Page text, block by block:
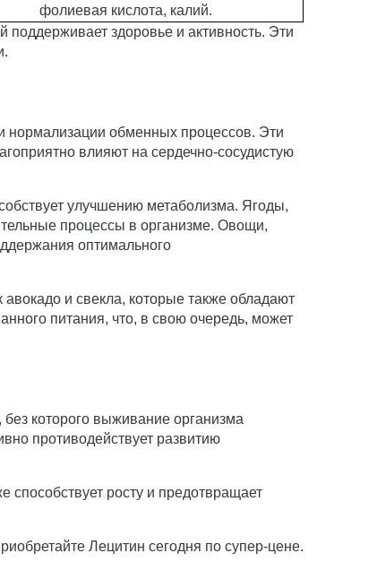
фолиевая кислота, калий.
поддерживает здоровье и активность. Эти
нормализации обменных процессов. Эти
влияют на сердечно-сосудистую
улучшению метаболизма. Ягоды,
процессы в организме. Овощи,
оптимального
и свекла, которые также обладают
питания, что, в свою очередь, может
которого выживание организма
противодействует развитию
способствует росту и предотвращает
Лецитин сегодня по супер-цене.